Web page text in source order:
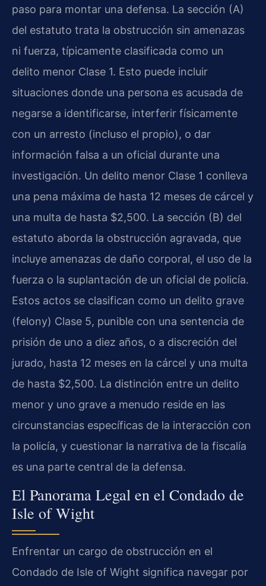
paso para montar una defensa. La sección (A)
del estatuto trata la obstrucción sin amenazas
ni fuerza, típicamente clasificada como un
delito menor Clase 1. Esto puede incluir
situaciones donde una persona es acusada de
negarse a identificarse, interferir físicamente
con un arresto (incluso el propio), o dar
información falsa a un oficial durante una
investigación. Un delito menor Clase 1 conlleva
una pena máxima de hasta 12 meses de cárcel y
una multa de hasta $2,500. La sección (B) del
estatuto aborda la obstrucción agravada, que
incluye amenazas de daño corporal, el uso de la
fuerza o la suplantación de un oficial de policía.
Estos actos se clasifican como un delito grave
(felony) Clase 5, punible con una sentencia de
prisión de uno a diez años, o a discreción del
jurado, hasta 12 meses en la cárcel y una multa
de hasta $2,500. La distinción entre un delito
menor y uno grave a menudo reside en las
circunstancias específicas de la interacción con
la policía, y cuestionar la narrativa de la fiscalía
es una parte central de la defensa.
El Panorama Legal en el Condado de
Isle of Wight
Enfrentar un cargo de obstrucción en el
Condado de Isle of Wight significa navegar por